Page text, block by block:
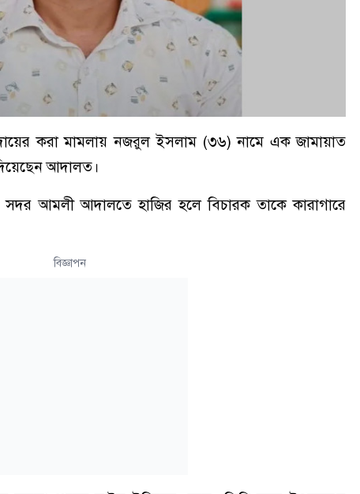
করা মামলায় নজরুল ইসলাম (৩৬) নামে এক জামায়াত
আদালত।
আমলী আদালতে হাজির হলে বিচারক তাকে কারাগারে
বিজ্ঞাপন